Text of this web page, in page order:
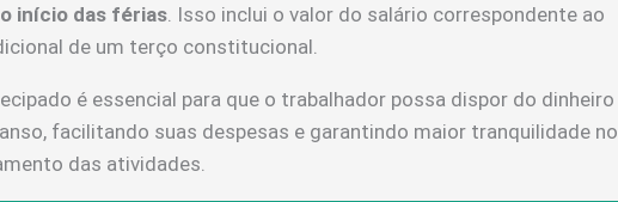
início das férias . Isso inclui o valor do salário correspondente ao
de um terço constitucional.
é essencial para que o trabalhador possa dispor do dinheiro
facilitando suas despesas e garantindo maior tranquilidade no
das atividades.